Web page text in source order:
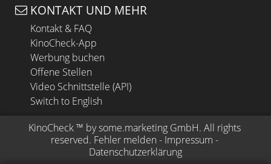
KONTAKT UND MEHR
Kontakt & FAQ
KinoCheck-App
Werbung buchen
Offene Stellen
Video Schnittstelle (API)
Switch to English
KinoCheck ™ by some.marketing GmbH. All rights
reserved. Fehler melden - Impressum -
Datenschutzerklärung